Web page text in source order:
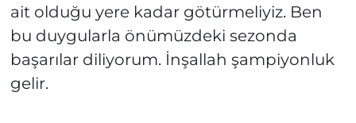
ait olduğu yere kadar götürmeliyiz. Ben
bu duygularla önümüzdeki sezonda
başarılar diliyorum. İnşallah şampiyonluk
gelir.